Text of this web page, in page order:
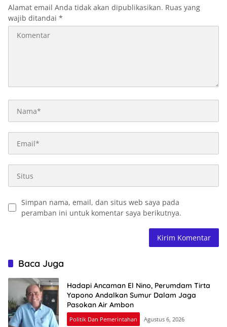
Alamat email Anda tidak akan dipublikasikan. Ruas yang
wajib ditandai *
Simpan nama, email, dan situs web saya pada
peramban ini untuk komentar saya berikutnya.
Baca Juga
Hadapi Ancaman El Nino, Perumdam Tirta
Yapono Andalkan Sumur Dalam Jaga
Pasokan Air Ambon
Politik Dan Pemerintahan Agustus 6, 2026